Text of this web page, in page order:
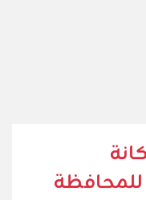
للمحافظة